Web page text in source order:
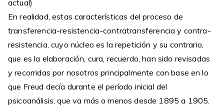
actual)
En realidad, estas características del proceso de
transferencia-resistencia-contratransferencia y contra-
resistencia, cuyo núcleo es la repetición y su contrario,
que es la elaboración, cura, recuerdo, han sido revisadas
y recorridas por nosotros principalmente con base en lo
que Freud decía durante el período inicial del
psicoanálisis, que va más o menos desde 1895 a 1905.